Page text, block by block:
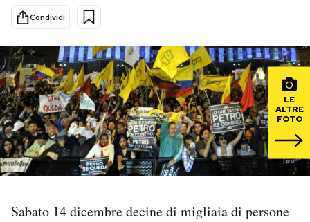
Economia
PODCAST
NEWSLETTER
Condividi
LE
ALTRE
FOTO
Sabato 14 dicembre decine di migliaia di persone